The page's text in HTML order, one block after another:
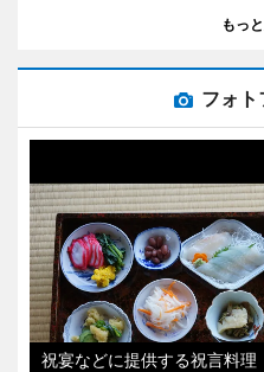
もっ
フォト
祝宴などに提供する祝言料理